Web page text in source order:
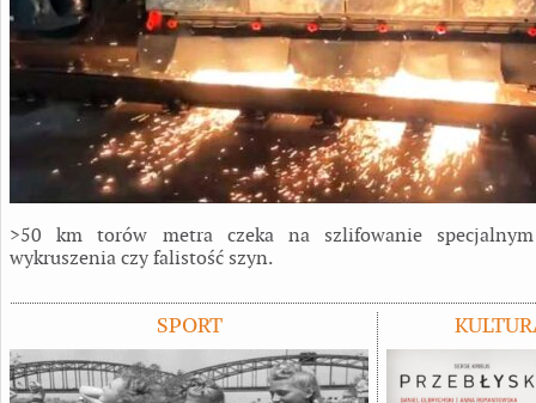
>50 km torów metra czeka na szlifowanie
wykruszenia czy falistość szyn.
SPORT